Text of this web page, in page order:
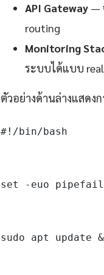
API Gateway —
routing
Monitoring
ระบบได้แบบ
ตัวอย่างด้านล่างแสดง
#!/bin/bash
set -euo pipefail
sudo apt update